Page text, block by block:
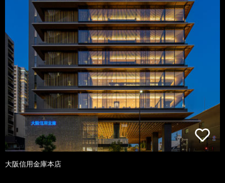
大阪信用金庫本店